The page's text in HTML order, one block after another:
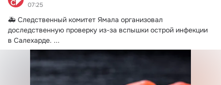
07:25
🚑 Следственный комитет Ямала организовал
доследственную проверку из-за вспышки острой инфекции
в Салехарде. ...